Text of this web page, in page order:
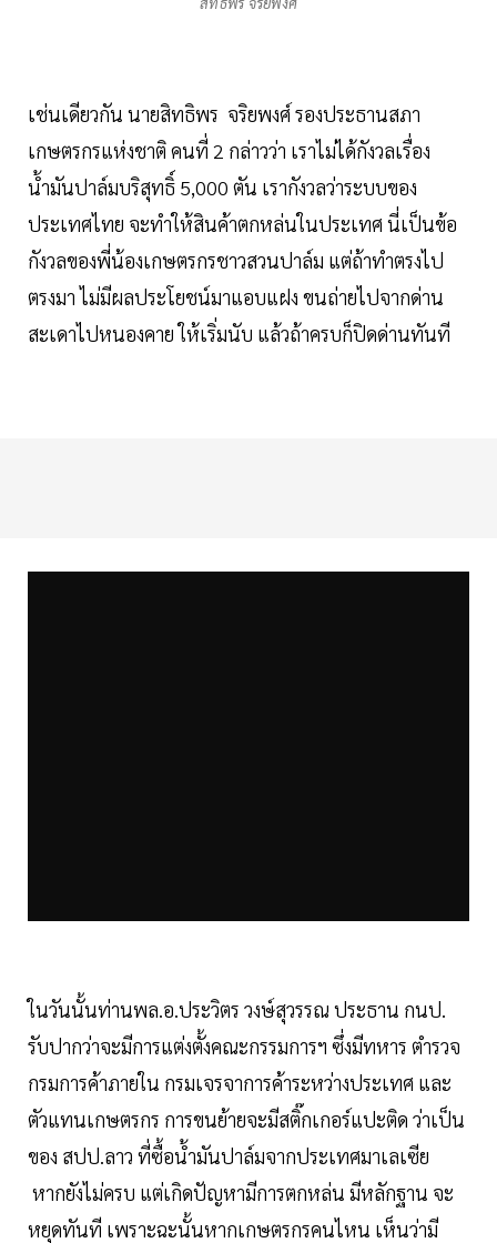
เช่นเดียวกัน นายสิทธิพร จริยพงศ์ รองประธานสภา
เกษตรกรแห่งชาติ คนที่ 2 กล่าวว่า เราไม่ได้กังวลเรื่อง
น้ำมันปาล์มบริสุทธิ์ 5,000 ตัน เรากังวลว่าระบบของ
ประเทศไทย จะทำให้สินค้าตกหล่นในประเทศ นี่เป็นข้อ
กังวลของพี่น้องเกษตรกรชาวสวนปาล์ม แต่ถ้าทำตรงไป
ตรงมา ไม่มีผลประโยชน์มาแอบแฝง ขนถ่ายไปจากด่าน
สะเดาไปหนองคาย ให้เริ่มนับ แล้วถ้าครบก็ปิดด่านทันที
ในวันนั้นท่านพล.อ.ประวิตร วงษ์สุวรรณ ประธาน กนป.
รับปากว่าจะมีการแต่งตั้งคณะกรรมการฯ ซึ่งมีทหาร ตำรวจ
กรมการค้าภายใน กรมเจรจาการค้าระหว่างประเทศ และ
ตัวแทนเกษตรกร การขนย้ายจะมีสติ๊กเกอร์แปะติด ว่าเป็น
ของ สปป.ลาว ที่ซื้อน้ำมันปาล์มจากประเทศมาเลเซีย
หากยังไม่ครบ แต่เกิดปัญหามีการตกหล่น มีหลักฐาน จะ
หยุดทันที เพราะฉะนั้นหากเกษตรกรคนไหน เห็นว่ามี